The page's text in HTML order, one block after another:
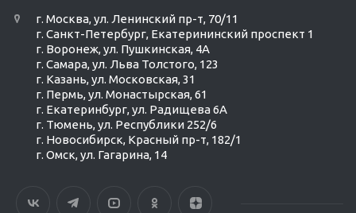
г. Москва, ул. Ленинский пр-т, 70/11
г. Санкт-Петербург, Екатерининский проспект 1
г. Воронеж, ул. Пушкинская, 4А
г. Самара, ул. Льва Толстого, 123
г. Казань, ул. Московская, 31
г. Пермь, ул. Монастырская, 61
г. Екатеринбург, ул. Радищева 6А
г. Тюмень, ул. Республики 252/6
г. Новосибирск, Красный пр-т, 182/1
г. Омск, ул. ​Гагарина, 14